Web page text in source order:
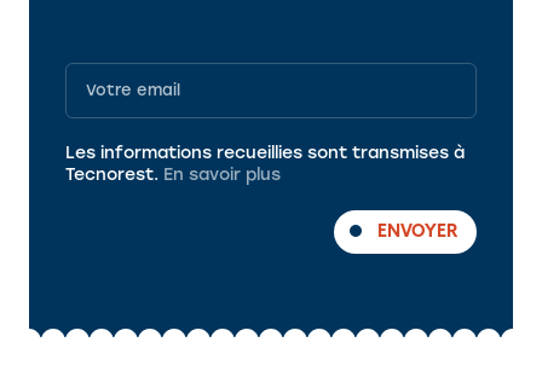
Programme
Les informations recueillies sont transmises à
Tecnorest. En savoir plus
ENVOYER